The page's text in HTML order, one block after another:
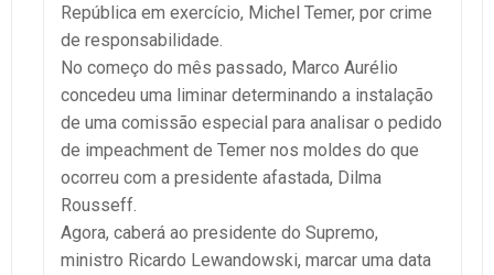
República em exercício, Michel Temer, por crime
de responsabilidade.
No começo do mês passado, Marco Aurélio
concedeu uma liminar determinando a instalação
de uma comissão especial para analisar o pedido
de impeachment de Temer nos moldes do que
ocorreu com a presidente afastada, Dilma
Rousseff.
Agora, caberá ao presidente do Supremo,
ministro Ricardo Lewandowski, marcar uma data